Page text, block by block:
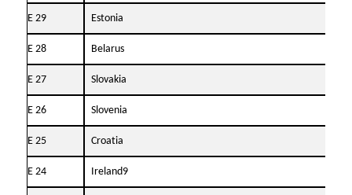
Е 29 Estonia
Е 28 Belarus
Е 27 Slovakia
Е 26 Slovenia
Е 25 Croatia
Е 24 Ireland9